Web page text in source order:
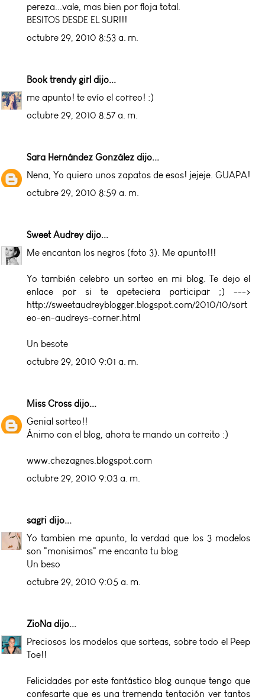
pereza...vale, mas bien por floja total.
BESITOS DESDE EL SUR!!!
octubre 29, 2010 8:53 a. m.
Book trendy girl dijo...
me apunto! te evío el correo! :)
octubre 29, 2010 8:57 a. m.
Sara Hernández González dijo...
Nena, Yo quiero unos zapatos de esos! jejeje. GUAPA!
octubre 29, 2010 8:59 a. m.
Sweet Audreydijo...
Me encantan los negros (foto 3). Me apunto!!!
Yo también celebro un sorteo en mi blog. Te dejo el
enlace por si te apeteciera participar ;) --->
http://sweetaudreyblogger.blogspot.com/2010/10/sort
eo-en-audreys-corner.html
Un besote
octubre 29, 2010 9:01 a. m.
Miss Cross dijo...
Genial sorteo!!
Ánimo con el blog, ahora te mando un correito :)
www.chezagnes.blogspot.com
octubre 29, 2010 9:03 a. m.
sagri dijo...
Yo tambien me apunto, la verdad que los 3 modelos
son "monisimos" me encanta tu blog
Un beso
octubre 29, 2010 9:05 a. m.
ZioNa dijo...
Preciosos los modelos que sorteas, sobre todo el Peep
Toe!!
Felicidades por este fantástico blog aunque tengo que
confesarte que es una tremenda tentación ver tantos